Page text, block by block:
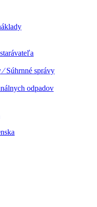
Súhrnné správy
odpadov